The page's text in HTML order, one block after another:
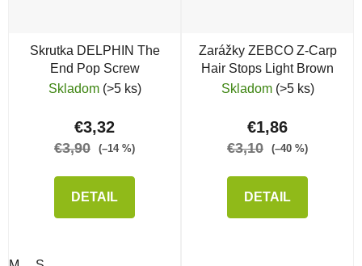
Skrutka DELPHIN The
End Pop Screw
Skladom (>5 ks)
€3,32
€3,90 (–14 %)
DETAIL
Zarážky ZEBCO Z-Carp
Hair Stops Light Brown
Skladom (>5 ks)
€1,86
€3,10 (–40 %)
DETAIL